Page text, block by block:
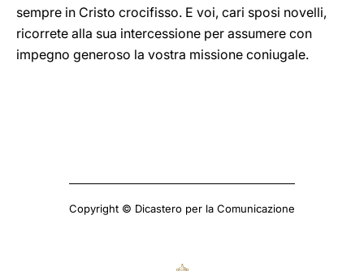
sempre in Cristo crocifisso. E voi, cari sposi novelli,
ricorrete alla sua intercessione per assumere con
impegno generoso la vostra missione coniugale.
Copyright © Dicastero per la Comunicazione